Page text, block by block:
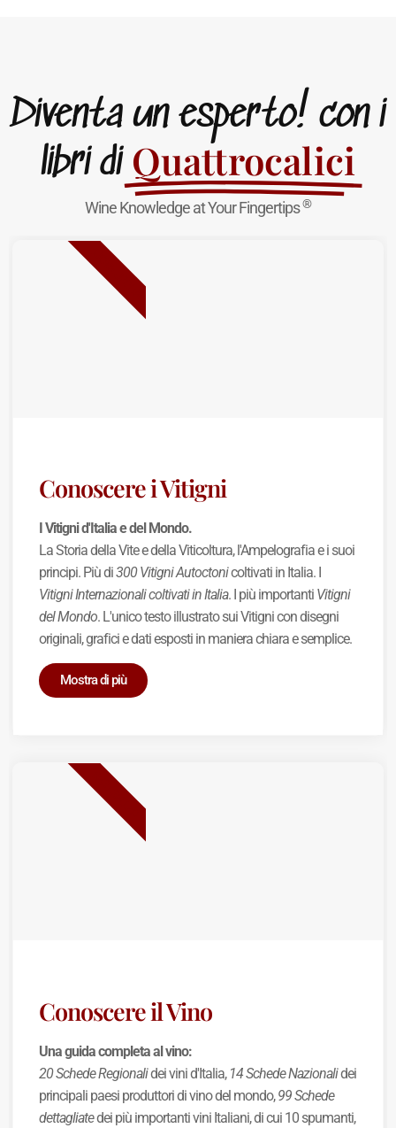
Diventa un esperto! con i
libri di Quattrocalici
Wine Knowledge at Your Fingertips®
Conoscere i Vitigni
I Vitigni d'Italia e del Mondo.
La Storia della Vite e della Viticoltura, l'Ampelografia e i suoi
principi. Più di300 Vitigni Autoctonicoltivati in Italia. I
Vitigni Internazionali coltivati in Italia. I più importanti Vitigni
del Mondo. L'unico testo illustrato sui Vitigni con disegni
originali, grafici e dati esposti in maniera chiara e semplice.
Mostra di più
NUOVA USCITA
Conoscere il Vino
Una guida completa al vino:
20 Schede Regionalidei vini d'Italia, 14 Schede Nazionalidei
principali paesi produttori di vino del mondo,99 Schede
dettagliatedei più importanti vini Italiani, di cui 10 spumanti,
BEST SELLER